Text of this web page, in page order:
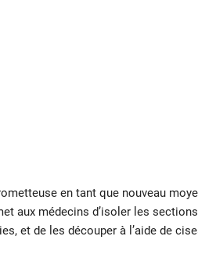
en tant que nouveau
aux médecins d’isoler les sections
et de les découper à l’aide de